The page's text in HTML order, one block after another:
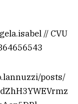
// CVU
posts/